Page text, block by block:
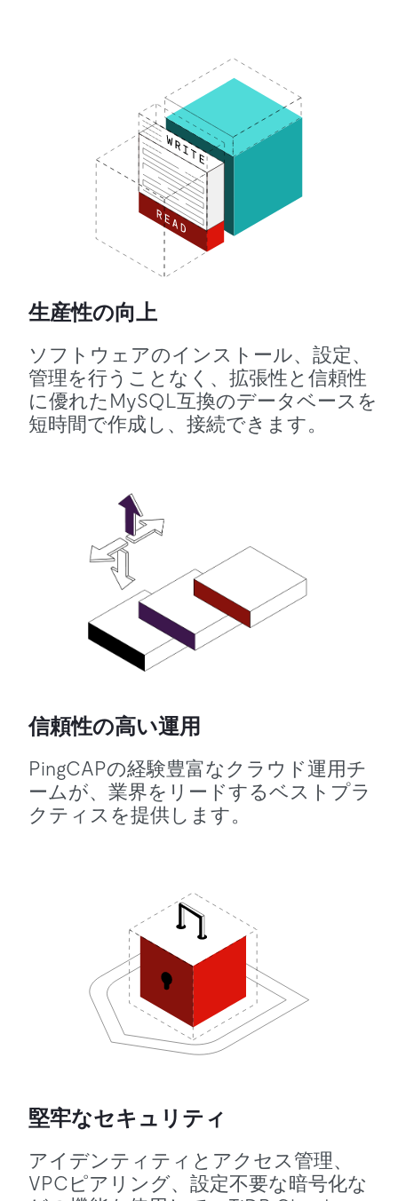
生産性の向上
ソフトウェアのインストール、設定、
管理を行うことなく、拡張性と信頼性
に優れたMySQL互換のデータベースを
短時間で作成し、接続できます。
信頼性の高い運用
PingCAPの経験豊富なクラウド運用チ
ームが、業界をリードするベストプラ
クティスを提供します。
堅牢なセキュリティ
アイデンティティとアクセス管理、
VPCピアリング、設定不要な暗号化な